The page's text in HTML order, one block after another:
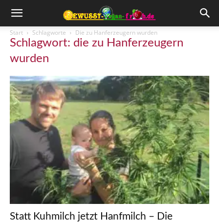
Start Schlagworte Die zu Hanferzeugern wurden
Schlagwort: die zu Hanferzeugern
wurden
Statt Kuhmilch jetzt Hanfmilch – Die